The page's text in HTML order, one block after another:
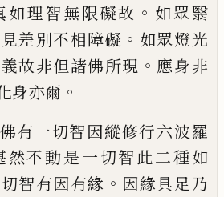
如理智無限礙故 。 如眾翳
差別不相障礙 。 如眾燈光
故非但諸佛所現 。 應身非
身亦爾 。
佛有一切智因縱修行六波羅
然不動是一切智此二種如
智有因有緣 。 因緣具足乃